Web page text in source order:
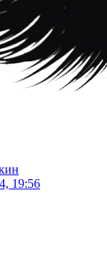
19:56